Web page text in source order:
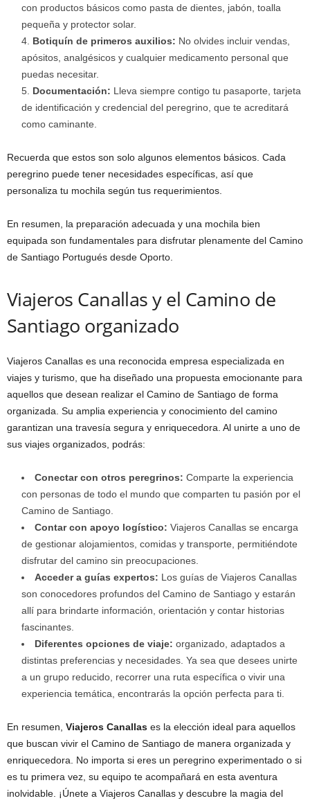
con productos básicos como pasta de dientes, jabón, toalla
pequeña y protector solar.
Botiquín de primeros auxilios: No olvides incluir vendas,
apósitos, analgésicos y cualquier medicamento personal que
puedas necesitar.
Documentación: Lleva siempre contigo tu pasaporte, tarjeta
de identificación y credencial del peregrino, que te acreditará
como caminante.
Recuerda que estos son solo algunos elementos básicos. Cada
peregrino puede tener necesidades específicas, así que
personaliza tu mochila según tus requerimientos.
En resumen, la preparación adecuada y una mochila bien
equipada son fundamentales para disfrutar plenamente del Camino
de Santiago Portugués desde Oporto.
Viajeros Canallas y el Camino de
Santiago organizado
Viajeros Canallas es una reconocida empresa especializada en
viajes y turismo, que ha diseñado una propuesta emocionante para
aquellos que desean realizar el Camino de Santiago de forma
organizada. Su amplia experiencia y conocimiento del camino
garantizan una travesía segura y enriquecedora. Al unirte a uno de
sus viajes organizados, podrás:
Conectar con otros peregrinos: Comparte la experiencia
con personas de todo el mundo que comparten tu pasión por el
Camino de Santiago.
Contar con apoyo logístico: Viajeros Canallas se encarga
de gestionar alojamientos, comidas y transporte, permitiéndote
disfrutar del camino sin preocupaciones.
Acceder a guías expertos: Los guías de Viajeros Canallas
son conocedores profundos del Camino de Santiago y estarán
allí para brindarte información, orientación y contar historias
fascinantes.
Diferentes opciones de viaje: organizado, adaptados a
distintas preferencias y necesidades. Ya sea que desees unirte
a un grupo reducido, recorrer una ruta específica o vivir una
experiencia temática, encontrarás la opción perfecta para ti.
En resumen, Viajeros Canallas es la elección ideal para aquellos
que buscan vivir el Camino de Santiago de manera organizada y
enriquecedora. No importa si eres un peregrino experimentado o si
es tu primera vez, su equipo te acompañará en esta aventura
inolvidable. ¡Únete a Viajeros Canallas y descubre la magia del